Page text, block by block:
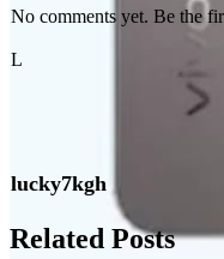
No comments yet. Be the
L
lucky7kgh
Related Posts